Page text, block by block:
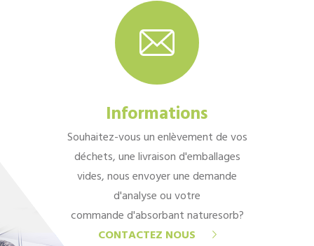
Informations
Souhaitez-vous un enlèvement de vos
déchets, une livraison d'emballages
vides, nous envoyer une demande
d'analyse ou votre
commande d'absorbant naturesorb?
CONTACTEZ NOUS